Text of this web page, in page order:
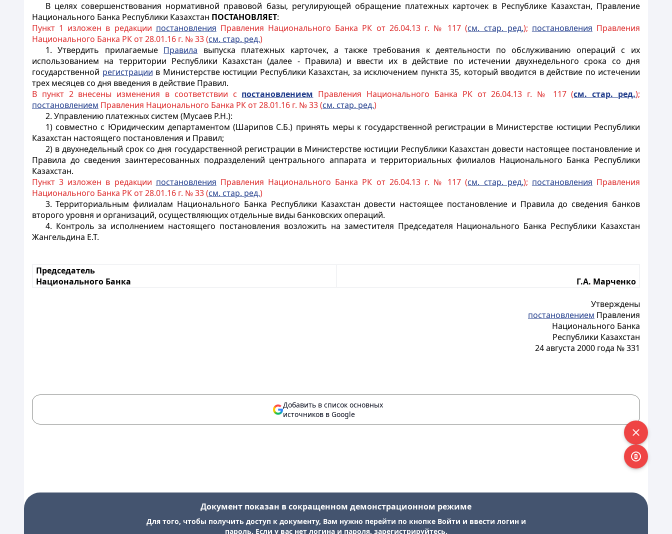
В целях совершенствования нормативной правовой базы, регулирующей обращение платежных карточек в Республике Казахстан, Правление
Национального Банка Республики Казахстан ПОСТАНОВЛЯЕТ:
Пункт 1 изложен в редакции постановления Правления Национального Банка РК от 26.04.13 г. № 117 (см. стар. ред.); постановления Правления
Национального Банка РК от 28.01.16 г. № 33 (см. стар. ред.)
1. Утвердить прилагаемые Правила выпуска платежных карточек, а также требования к деятельности по обслуживанию операций с их
использованием на территории Республики Казахстан (далее - Правила) и ввести их в действие по истечении двухнедельного срока со дня
государственной регистрации в Министерстве юстиции Республики Казахстан, за исключением пункта 35, который вводится в действие по истечении
трех месяцев со дня введения в действие Правил.
В пункт 2 внесены изменения в соответствии с постановлением Правления Национального Банка РК от 26.04.13 г. № 117 (см. стар. ред.);
постановлением Правления Национального Банка РК от 28.01.16 г. № 33 (см. стар. ред.)
2. Управлению платежных систем (Мусаев Р.Н.):
1) совместно с Юридическим департаментом (Шарипов С.Б.) принять меры к государственной регистрации в Министерстве юстиции Республики
Казахстан настоящего постановления и Правил;
2) в двухнедельный срок со дня государственной регистрации в Министерстве юстиции Республики Казахстан довести настоящее постановление и
Правила до сведения заинтересованных подразделений центрального аппарата и территориальных филиалов Национального Банка Республики
Казахстан.
Пункт 3 изложен в редакции постановления Правления Национального Банка РК от 26.04.13 г. № 117 (см. стар. ред.); постановления Правления
Национального Банка РК от 28.01.16 г. № 33 (см. стар. ред.)
3. Территориальным филиалам Национального Банка Республики Казахстан довести настоящее постановление и Правила до сведения банков
второго уровня и организаций, осуществляющих отдельные виды банковских операций.
4. Контроль за исполнением настоящего постановления возложить на заместителя Председателя Национального Банка Республики Казахстан
Жангельдина Е.Т.
Председатель
Национального Банка
Г.А. Марченко
Утверждены
постановлением Правления
Национального Банка
Республики Казахстан
24 августа 2000 года № 331
Добавить в список основных
источников в Google
Документ показан в сокращенном демонстрационном режиме
Для того, чтобы получить доступ к документу, Вам нужно перейти по кнопке Войти и ввести логин и
пароль. Если у вас нет логина и пароля, зарегистрируйтесь.